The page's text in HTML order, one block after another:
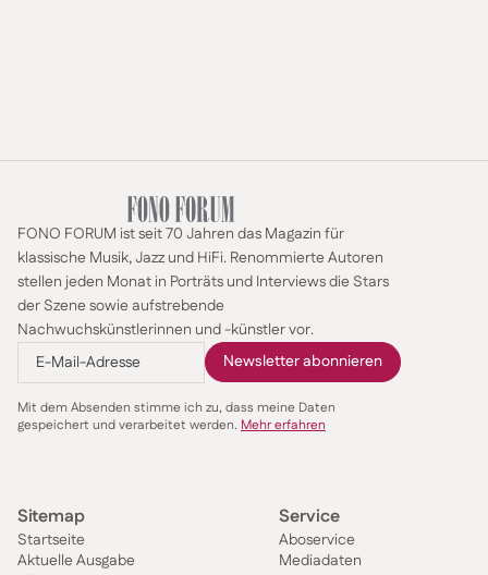
FONO FORUM ist seit 70 Jahren das Magazin für
klassische Musik, Jazz und HiFi. Renommierte Autoren
stellen jeden Monat in Porträts und Interviews die Stars
der Szene sowie aufstrebende
Nachwuchskünstlerinnen und -künstler vor.
Mit dem Absenden stimme ich zu, dass meine Daten
gespeichert und verarbeitet werden. Mehr erfahren
Sitemap
Startseite
Aktuelle Ausgabe
Service
Aboservice
Mediadaten